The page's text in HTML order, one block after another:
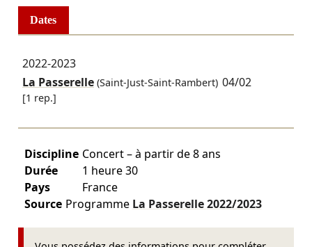
Dates
2022-2023
La Passerelle(Saint-Just-Saint-Rambert) 04/02
[1 rep.]
Discipline Concert – à partir de 8 ans
Durée
1 heure 30
Pays
France
Source Programme La Passerelle2022/2023